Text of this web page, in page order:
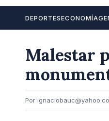
DEPORTESECONOMÍA
Malestar
Por